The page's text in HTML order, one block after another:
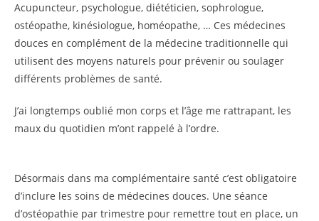
Acupuncteur, psychologue, diététicien, sophrologue,
ostéopathe, kinésiologue, homéopathe, … Ces médecines
douces en complément de la médecine traditionnelle qui
utilisent des moyens naturels pour prévenir ou soulager
différents problèmes de santé.
J’ai longtemps oublié mon corps et l’âge me rattrapant, les
maux du quotidien m’ont rappelé à l’ordre.
Désormais dans ma complémentaire santé c’est obligatoire
d’inclure les soins de médecines douces. Une séance
d’ostéopathie par trimestre pour remettre tout en place, un